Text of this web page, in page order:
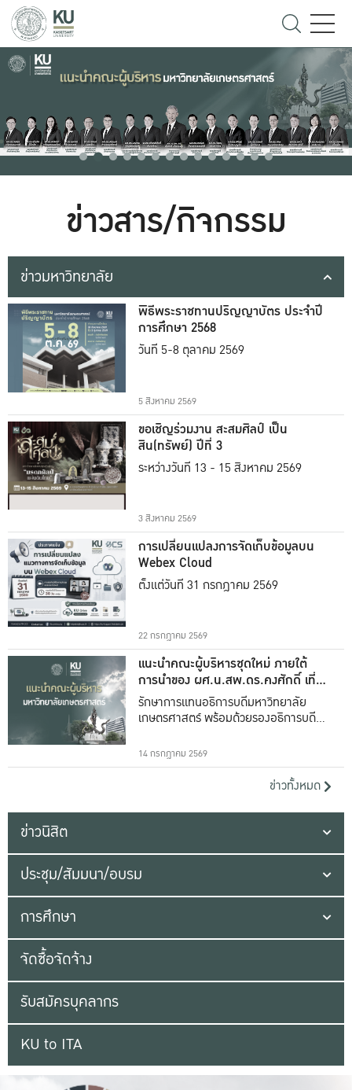
ข่าวสาร/กิจกรรม
ข่าวมหาวิทยาลัย
พิธีพระราชทานปริญญาบัตร ประจำปี
การศึกษา 2568
วันที่ 5-8 ตุลาคม 2569
5 สิงหาคม 2569
ขอเชิญร่วมงาน สะสมศิลป์ เป็น
สิน(ทรัพย์) ปีที่ 3
ระหว่างวันที่ 13 - 15 สิงหาคม 2569
3 สิงหาคม 2569
การเปลี่ยนแปลงการจัดเก็บข้อมูลบน
Webex Cloud
ตั้งแต่วันที่ 31 กรกฎาคม 2569
22 กรกฎาคม 2569
แนะนำคณะผู้บริหารชุดใหม่ ภายใต้
การนำของ ผศ.น.สพ.ดร.คงศักดิ์ เที่ยง
ธรรม
รักษาการแทนอธิการบดีมหาวิทยาลัย
เกษตรศาสตร์ พร้อมด้วยรองอธิการบดีทั้ง
14 กรกฎาคม 2569
ข่าวทั้งหมด
ข่าวนิสิต
ประชุม/สัมมนา/อบรม
การศึกษา
จัดซื้อจัดจ้าง
รับสมัครบุคลากร
KU to ITA